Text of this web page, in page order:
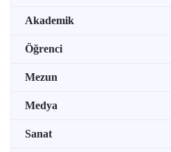
Akademik
Öğrenci
Mezun
Medya
Sanat